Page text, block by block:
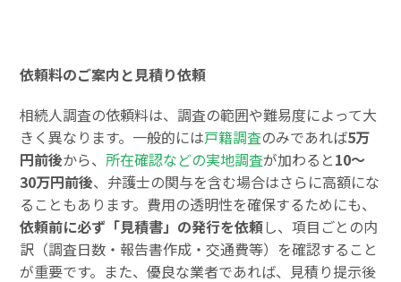
依頼料のご案内と見積り依頼
相続人調査の依頼料は、調査の範囲や難易度によって大
きく異なります。一般的には戸籍調査のみであれば5万
円前後から、所在確認などの実地調査が加わると10～
30万円前後、弁護士の関与を含む場合はさらに高額にな
ることもあります。費用の透明性を確保するためにも、
依頼前に必ず「見積書」の発行を依頼し、項目ごとの内
訳（調査日数・報告書作成・交通費等）を確認すること
が重要です。また、優良な業者であれば、見積り提示後